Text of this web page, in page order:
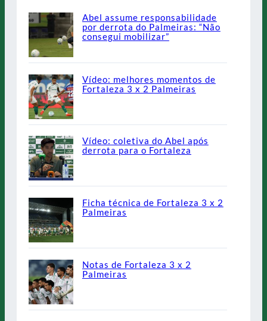
Abel assume responsabilidade
por derrota do Palmeiras: “Não
consegui mobilizar”
Vídeo: melhores momentos de
Fortaleza 3 x 2 Palmeiras
Vídeo: coletiva do Abel após
derrota para o Fortaleza
Ficha técnica de Fortaleza 3 x 2
Palmeiras
Notas de Fortaleza 3 x 2
Palmeiras